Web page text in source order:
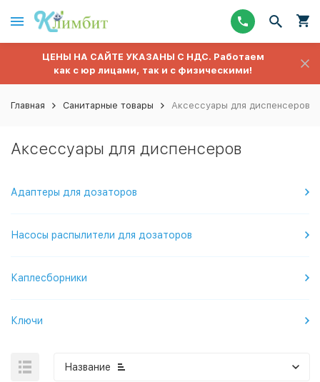
ЦЕНЫ НА САЙТЕ УКАЗАНЫ С НДС. Работаем
как с юр лицами, так и с физическими!
Главная Санитарные товары Аксессуары для диспенсеров
Аксессуары для диспенсеров
Адаптеры для дозаторов
Насосы распылители для дозаторов
Каплесборники
Ключи
Название